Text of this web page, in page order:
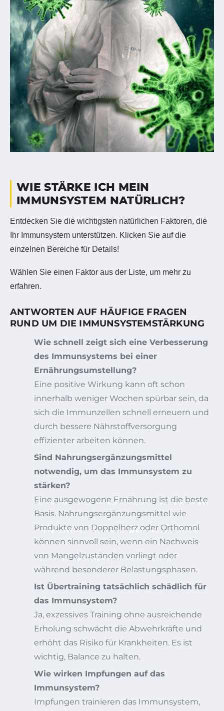
WIE STÄRKE ICH MEIN
IMMUNSYSTEM NATÜRLICH?
Entdecken Sie die wichtigsten natürlichen Faktoren, die
Ihr Immunsystem unterstützen. Klicken Sie auf die
einzelnen Bereiche für Details!
Wählen Sie einen Faktor aus der Liste, um mehr zu
erfahren.
ANTWORTEN AUF HÄUFIGE FRAGEN
RUND UM DIE IMMUNSYSTEMSTÄRKUNG
Wie schnell zeigt sich eine Verbesserung
des Immunsystems bei einer
Ernährungsumstellung?
Eine positive Wirkung kann oft schon
innerhalb weniger Wochen spürbar sein, da
sich die Immunzellen schnell erneuern und
durch bessere Nährstoffversorgung
effizienter arbeiten können.
Sind Nahrungsergänzungsmittel
notwendig, um das Immunsystem zu
stärken?
Eine ausgewogene Ernährung ist die beste
Basis. Nahrungsergänzungsmittel wie
Produkte von Doppelherz oder Orthomol
können sinnvoll sein, wenn ein Nachweis
von Mangelzuständen vorliegt oder
während besonderer Belastungsphasen.
Ist Übertraining tatsächlich schädlich für
das Immunsystem?
Ja, exzessives Training ohne ausreichende
Erholung schwächt die Abwehrkräfte und
erhöht das Risiko für Krankheiten. Es ist
wichtig, Balance zu halten.
Wie wirken Impfungen auf das
Immunsystem?
Impfungen trainieren das Immunsystem,